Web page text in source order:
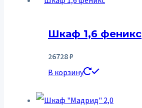
Шкаф 1,6 феникс
26728₽
В корзину